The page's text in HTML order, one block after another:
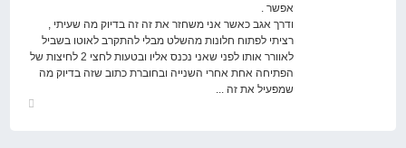
אפשר .
ודרך אגב כאשר אני משחזר את זה זה בדיוק מה שעיתי ,
רציתי לפתוח חלונות מהשלט מבלי להתקרב לאוטו בשביל
לאוורר אותו לפני שאני נכנס אליו ובטעות לחצי 2 לחיצות של
הפתיחה אחת אחרי השנייה ובחוברת כתוב שזה בדיוק מה
שמפעיל את זה ...